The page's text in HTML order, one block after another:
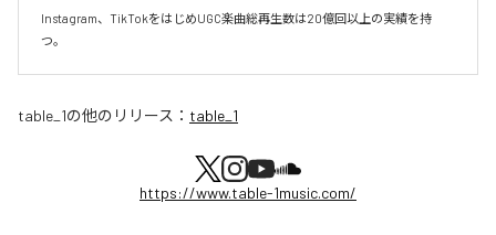
Instagram、TikTokをはじめUGC楽曲総再生数は20億回以上の実績を持
つ。
table_1の他のリリース： table_1
https://www.table-1music.com/